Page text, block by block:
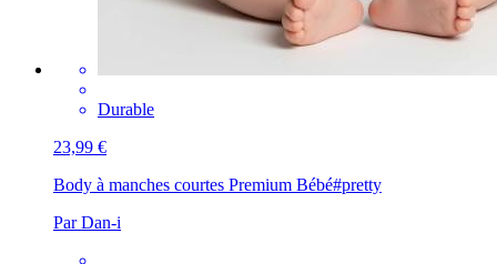
Durable
23,99 €
Body à manches courtes Premium Bébé#pretty
Par Dan-i